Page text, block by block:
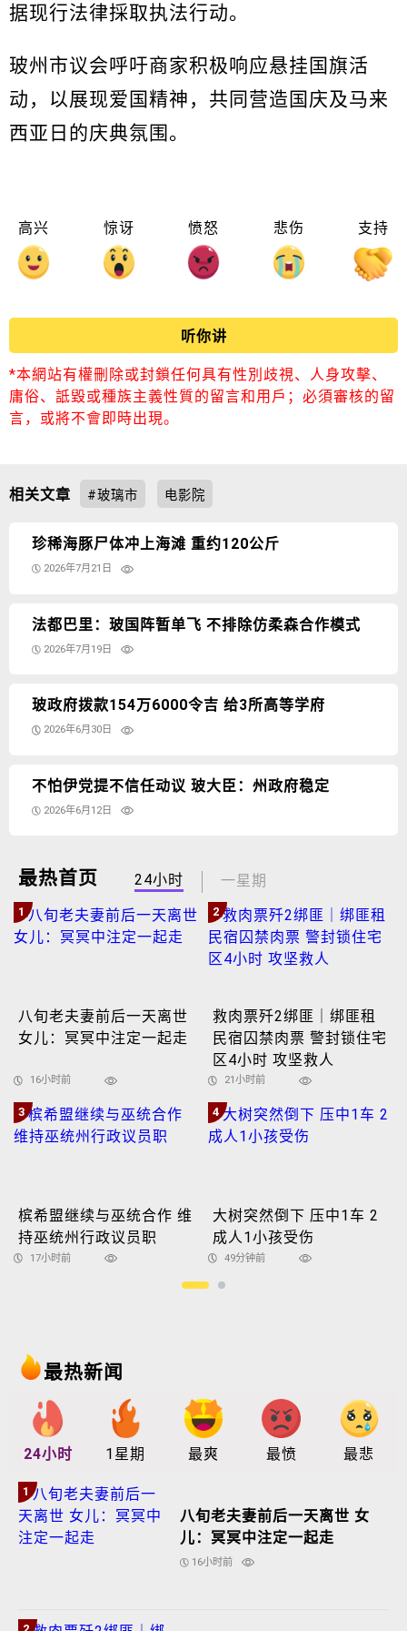
据现行法律採取执法行动。
玻州市议会呼吁商家积极响应悬挂国旗活
动，以展现爱国精神，共同营造国庆及马来
西亚日的庆典氛围。
高兴 惊讶 愤怒 悲伤 支持
听你讲
*本網站有權刪除或封鎖任何具有性別歧視、人身攻擊、
庸俗、詆毀或種族主義性質的留言和用戶；必須審核的留
言，或將不會即時出現。
相关文章 #玻璃市 电影院
珍稀海豚尸体冲上海滩 重约120公斤
2026年7月21日
法都巴里：玻国阵暂单飞 不排除仿柔森合作模式
2026年7月19日
玻政府拨款154万6000令吉 给3所高等学府
2026年6月30日
不怕伊党提不信任动议 玻大臣：州政府稳定
2026年6月12日
最热首页 24小时 一星期
1
八旬老夫妻前后一天离世
女儿：冥冥中注定一起走
16小时前
2
救肉票歼2绑匪｜绑匪租
民宿囚禁肉票 警封锁住宅
区4小时 攻坚救人
21小时前
3
槟希盟继续与巫统合作 维
持巫统州行政议员职
17小时前
4
大树突然倒下 压中1车 2
成人1小孩受伤
49分钟前
最热新闻
24小时 1星期 最爽 最愤 最悲
1
八旬老夫妻前后一天离世 女
儿：冥冥中注定一起走
16小时前